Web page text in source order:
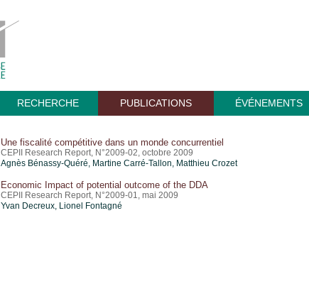
RECHERCHE PUBLICATIONS ÉVÉNEMENTS
Une fiscalité compétitive dans un monde concurrentiel
CEPII Research Report, N°2009-02, octobre 2009
Agnès Bénassy-Quéré, Martine Carré-Tallon, Matthieu Crozet
Economic Impact of potential outcome of the DDA
CEPII Research Report, N°2009-01, mai 2009
Yvan Decreux, Lionel Fontagné